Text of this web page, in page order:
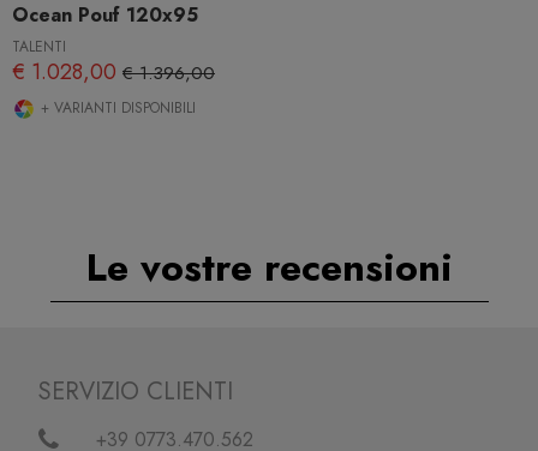
Ocean Pouf 120x95
TALENTI
€ 1.028,00 € 1.396,00
+ VARIANTI DISPONIBILI
Le vostre recensioni
SERVIZIO CLIENTI
+39 0773.470.562